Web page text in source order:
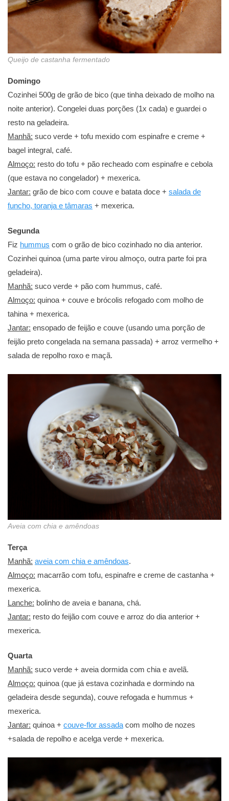
Queijo de castanha fermentado
Domingo
Cozinhei 500g de grão de bico (que tinha deixado de molho na
noite anterior). Congelei duas porções (1x cada) e guardei o
resto na geladeira.
Manhã: suco verde + tofu mexido com espinafre e creme +
bagel integral, café.
Almoço: resto do tofu + pão recheado com espinafre e cebola
(que estava no congelador) + mexerica.
Jantar: grão de bico com couve e batata doce + salada de
funcho, toranja e tâmaras + mexerica.
Segunda
Fiz hummus com o grão de bico cozinhado no dia anterior.
Cozinhei quinoa (uma parte virou almoço, outra parte foi pra
geladeira).
Manhã: suco verde + pão com hummus, café.
Almoço: quinoa + couve e brócolis refogado com molho de
tahina + mexerica.
Jantar: ensopado de feijão e couve (usando uma porção de
feijão preto congelada na semana passada) + arroz vermelho +
salada de repolho roxo e maçã.
Aveia com chia e amêndoas
Terça
Manhã: aveia com chia e amêndoas.
Almoço: macarrão com tofu, espinafre e creme de castanha +
mexerica.
Lanche: bolinho de aveia e banana, chá.
Jantar: resto do feijão com couve e arroz do dia anterior +
mexerica.
Quarta
Manhã: suco verde + aveia dormida com chia e avelã.
Almoço: quinoa (que já estava cozinhada e dormindo na
geladeira desde segunda), couve refogada e hummus +
mexerica.
Jantar: quinoa + couve-flor assada com molho de nozes
+salada de repolho e acelga verde + mexerica.